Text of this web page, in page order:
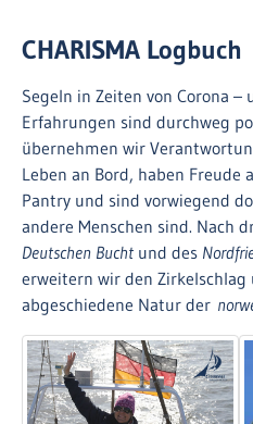
CHARISMA Logbuch
Segeln in Zeiten von Corona –
Erfahrungen sind durchweg
übernehmen wir
Leben an Bord, haben Freude
Pantry und sind vorwiegend
andere Menschen sind. Nach
Deutschen Bucht und des
erweitern wir den Zirkelschlag
abgeschiedene Natur der